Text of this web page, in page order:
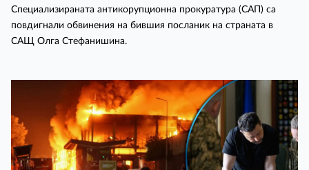
Специализираната антикорупционна прокуратура (САП) са
повдигнали обвинения на бившия посланик на страната в
САЩ Олга Стефанишина.